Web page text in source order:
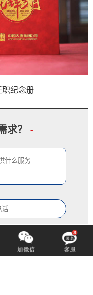
职纪念册
求？ -